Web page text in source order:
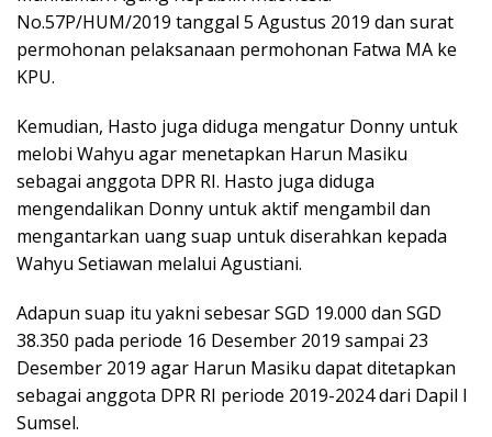
No.57P/HUM/2019 tanggal 5 Agustus 2019 dan surat
permohonan pelaksanaan permohonan Fatwa MA ke
KPU.
Kemudian, Hasto juga diduga mengatur Donny untuk
melobi Wahyu agar menetapkan Harun Masiku
sebagai anggota DPR RI. Hasto juga diduga
mengendalikan Donny untuk aktif mengambil dan
mengantarkan uang suap untuk diserahkan kepada
Wahyu Setiawan melalui Agustiani.
Adapun suap itu yakni sebesar SGD 19.000 dan SGD
38.350 pada periode 16 Desember 2019 sampai 23
Desember 2019 agar Harun Masiku dapat ditetapkan
sebagai anggota DPR RI periode 2019-2024 dari Dapil I
Sumsel.